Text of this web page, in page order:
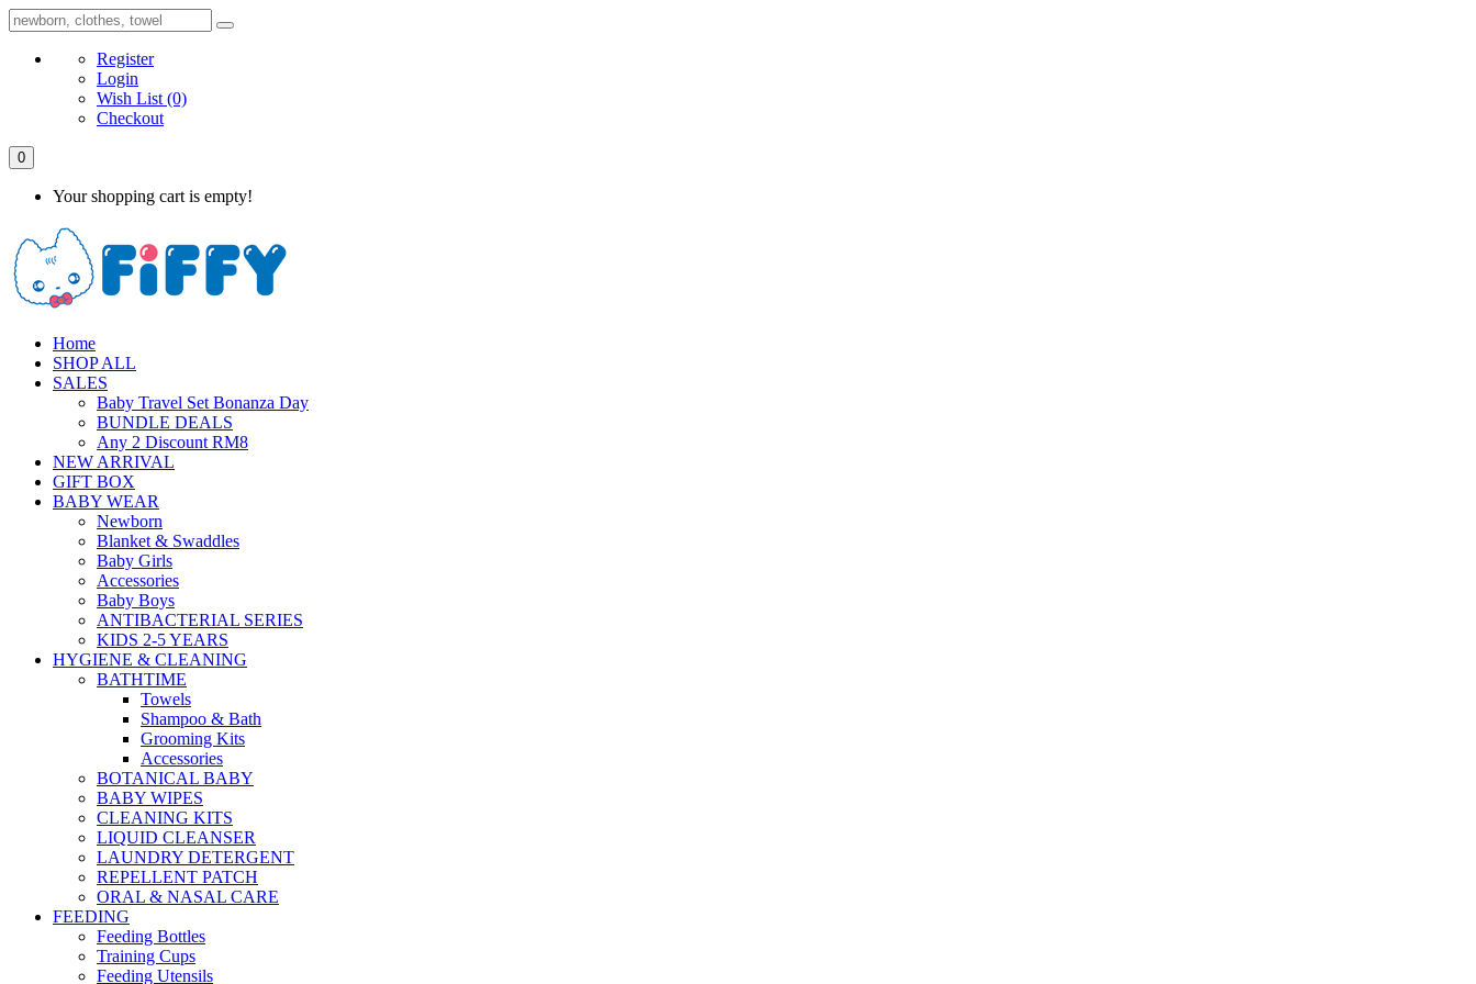
Register
Login
Wish List (0)
Checkout
0
Your shopping cart is empty!
Home
SHOP ALL
SALES
Baby Travel Set Bonanza Day
BUNDLE DEALS
Any 2 Discount RM8
NEW ARRIVAL
GIFT BOX
BABY WEAR
Newborn
Blanket & Swaddles
Baby Girls
Accessories
Baby Boys
ANTIBACTERIAL SERIES
KIDS 2-5 YEARS
HYGIENE & CLEANING
BATHTIME
Towels
Shampoo & Bath
Grooming Kits
Accessories
BOTANICAL BABY
BABY WIPES
CLEANING KITS
LIQUID CLEANSER
LAUNDRY DETERGENT
REPELLENT PATCH
ORAL & NASAL CARE
FEEDING
Feeding Bottles
Training Cups
Feeding Utensils